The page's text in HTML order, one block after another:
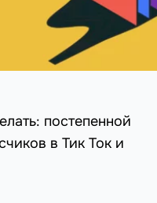
постепенной
в Тик Ток и